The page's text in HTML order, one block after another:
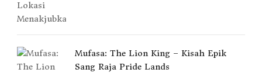
Mufasa: The Lion King – Kisah Epik
Sang Raja Pride Lands